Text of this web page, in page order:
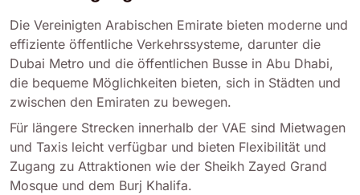
Die Vereinigten Arabischen Emirate bieten moderne und
effiziente öffentliche Verkehrssysteme, darunter die
Dubai Metro und die öffentlichen Busse in Abu Dhabi,
die bequeme Möglichkeiten bieten, sich in Städten und
zwischen den Emiraten zu bewegen.
Für längere Strecken innerhalb der VAE sind Mietwagen
und Taxis leicht verfügbar und bieten Flexibilität und
Zugang zu Attraktionen wie der Sheikh Zayed Grand
Mosque und dem Burj Khalifa.